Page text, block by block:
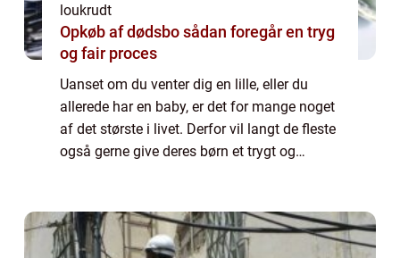
loukrudt
Opkøb af dødsbo sådan foregår en tryg
og fair proces
Uanset om du venter dig en lille, eller du
allerede har en baby, er det for mange noget
af det største i livet. Derfor vil langt de fleste
også gerne give deres børn et trygt og